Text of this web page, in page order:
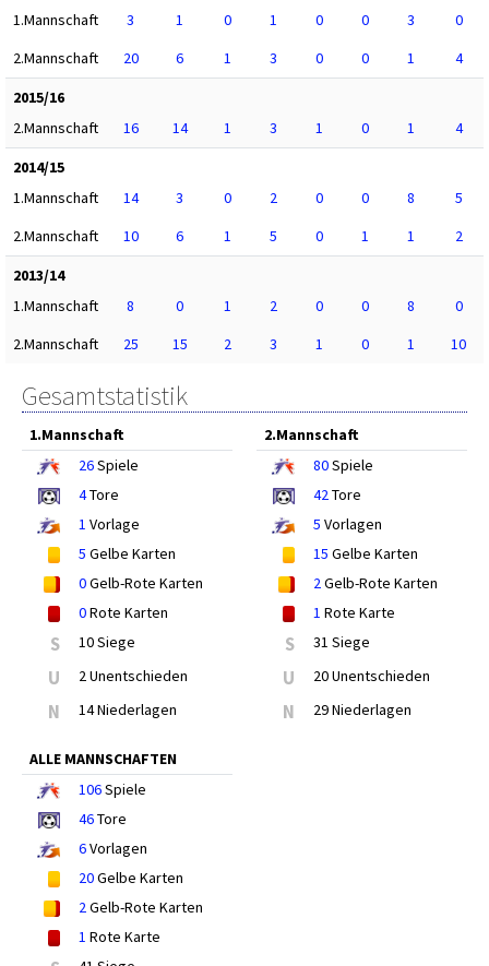
1.Mannschaft
3 1 0 1 0 0 3
0
2.Mannschaft
20 6 1 3 0 0 1
4
2015/16
2.Mannschaft
16 14 1 3 1 0 1
4
2014/15
1.Mannschaft
14 3 0 2 0 0 8
5
2.Mannschaft
10 6 1 5 0 1 1
2
2013/14
1.Mannschaft
8 0 1 2 0 0 8
0
2.Mannschaft
25 15 2 3 1 0 1 10
Gesamtstatistik
1.Mannschaft
26Spiele
4Tore
1 Vorlage
5 Gelbe Karten
0Gelb-Rote Karten
0Rote Karten
S 10 Siege
U 2 Unentschieden
N 14 Niederlagen
2.Mannschaft
80Spiele
42Tore
5 Vorlagen
15 Gelbe Karten
2Gelb-Rote Karten
1 Rote Karte
S 31 Siege
U 20 Unentschieden
N 29 Niederlagen
ALLE MANNSCHAFTEN
106Spiele
46Tore
6Vorlagen
20Gelbe Karten
2Gelb-Rote Karten
1 Rote Karte